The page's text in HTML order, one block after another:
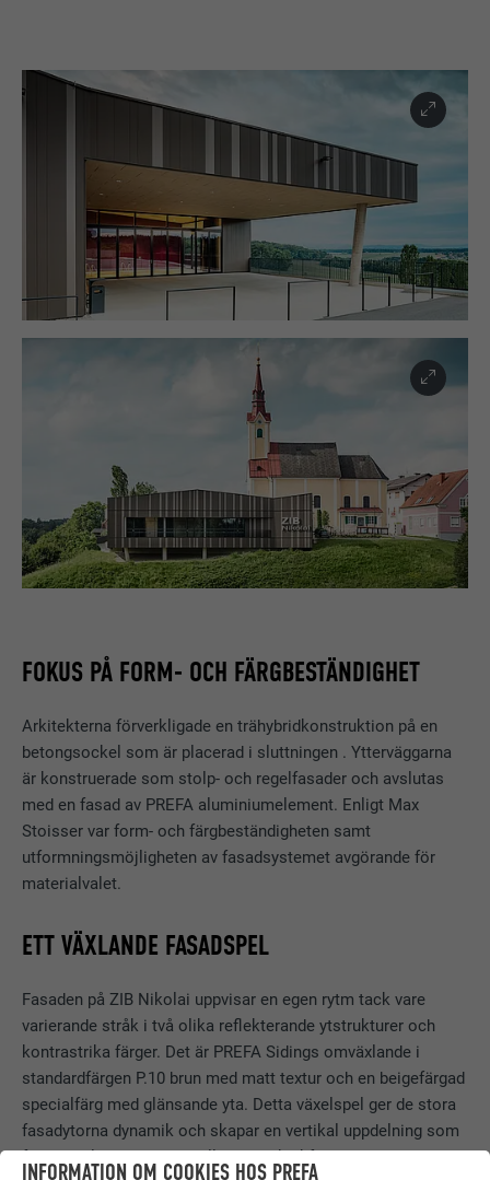
FOKUS PÅ FORM- OCH FÄRGBESTÄNDIGHET
Arkitekterna förverkligade en trähybridkonstruktion på en
betongsockel som är placerad i sluttningen . Ytterväggarna
är konstruerade som stolp- och regelfasader och avslutas
med en fasad av PREFA aluminiumelement. Enligt Max
Stoisser var form- och färgbeständigheten samt
utformningsmöjligheten av fasadsystemet avgörande för
materialvalet.
ETT VÄXLANDE FASADSPEL
Fasaden på ZIB Nikolai uppvisar en egen rytm tack vare
varierande stråk i två olika reflekterande ytstrukturer och
kontrastrika färger. Det är PREFA Sidings omväxlande i
standardfärgen P.10 brun med matt textur och en beigefärgad
specialfärg med glänsande yta. Detta växelspel ger de stora
fasadytorna dynamik och skapar en vertikal uppdelning som
för en dialog med den intilliggande kyrkfasaden och som
INFORMATION OM COOKIES HOS PREFA